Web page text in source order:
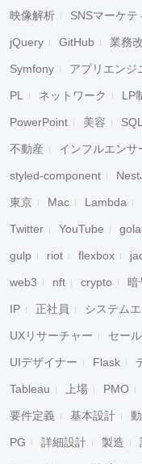
映像解析 SNSマーケテ
jQuery GitHub 業務
Symfony アプリエンジ
PL ネットワーク LP
PowerPoint 美容 SQL
不動産 インフルエンサ
styled-component
東京 Mac Lambda
Twitter YouTube
gulp riot flexbox
web3 nft crypto 暗
IP 正社員 システム
UXリサーチャー セー
UIデザイナー Flask
Tableau 上場 PMO
要件定義 基本設計
PG 詳細設計 製造